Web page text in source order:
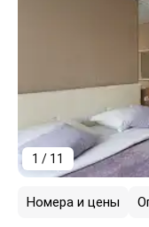
1 / 11
Номера и цены